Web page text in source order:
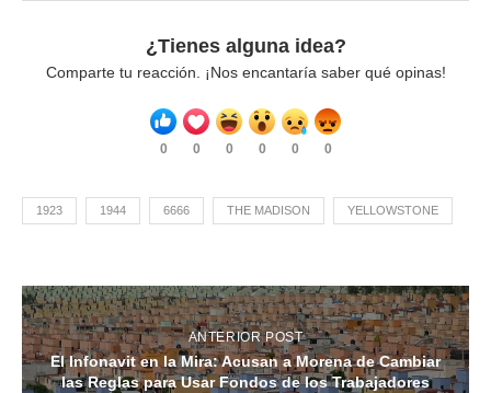
¿Tienes alguna idea?
Comparte tu reacción. ¡Nos encantaría saber qué opinas!
0 0 0 0 0 0
1923 1944 6666 THE MADISON YELLOWSTONE
ANTERIOR POST
El Infonavit en la Mira: Acusan a Morena de Cambiar
las Reglas para Usar Fondos de los Trabajadores